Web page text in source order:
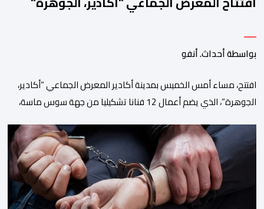
بواسطة أحداث. أنفو
افتتح، مساء أمس الخميس بمدينة أكادير المعرض الجماعي “أكادير،
الجوهرة”، الذي يضم أعمال 12 فنانا تشكيليا من جهة سوس ماسة،
لـ”فضاء إكسبو أكادير” الجديد، الذي يطمح إلى أن يصبح فضاء دائما
مخصصا للتعريف بإبداعات ومواهب الجهة وخارجها. ويجمع معرض
“أكادير، الجوهرة”، الذي تنظمه مؤسسة […]